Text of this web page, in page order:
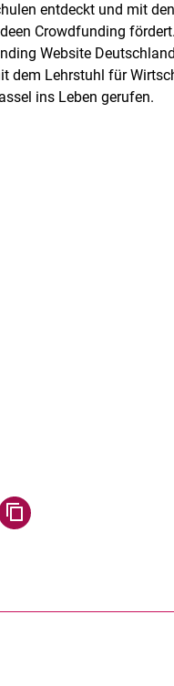
entdeckt und mit
Crowdfunding
Website
dem Lehrstuhl für
ins Leben gerufen.
teilen (externer
über Facebook teilen